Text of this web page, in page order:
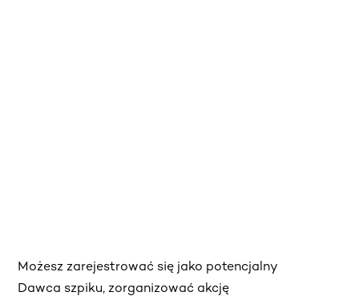
Możesz zarejestrować się jako potencjalny
Dawca szpiku, zorganizować akcję